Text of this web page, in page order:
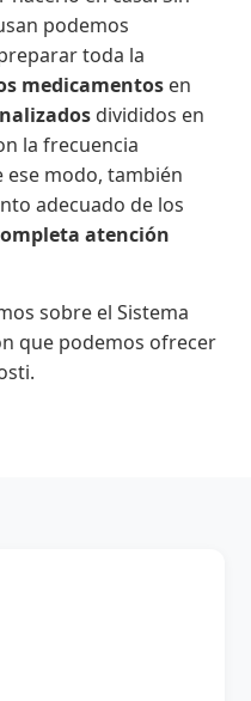
podemos
toda la
medicamentos en
divididos en
la frecuencia
ese modo, también
adecuado de los
atención
sobre el Sistema
que podemos ofrecer